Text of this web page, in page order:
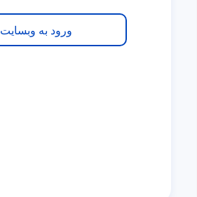
ورود به وبسایت